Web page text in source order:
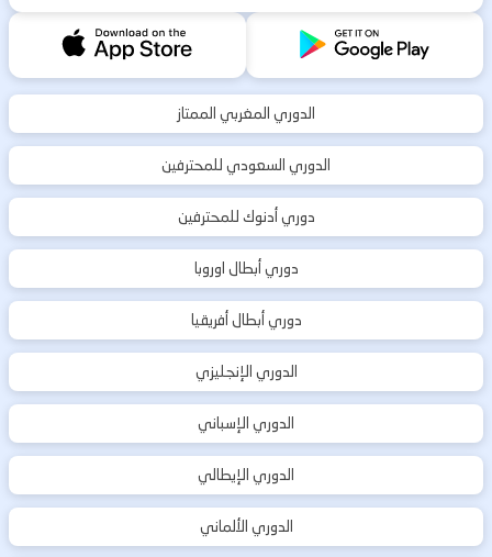
الدوري المغربي الممتاز
الدوري السعودي للمحترفين
دوري أدنوك للمحترفين
دوري أبطال اوروبا
دوري أبطال أفريقيا
الدوري الإنجليزي
الدوري الإسباني
الدوري الإيطالي
الدوري الألماني